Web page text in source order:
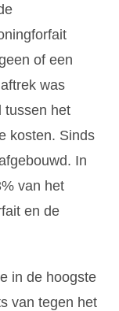
of een
was
tussen het
kosten. Sinds
In
van het
en de
in de hoogste
van tegen het